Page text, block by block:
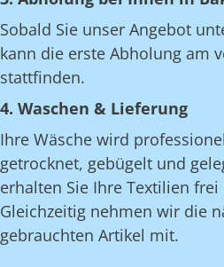
Sobald Sie unser Angebot
kann die erste Abholung am
stattfinden.
4. Waschen & Lieferung
Ihre Wäsche wird
getrocknet, gebügelt und
erhalten Sie Ihre Textilien frei
Gleichzeitig nehmen wir die
gebrauchten Artikel mit.